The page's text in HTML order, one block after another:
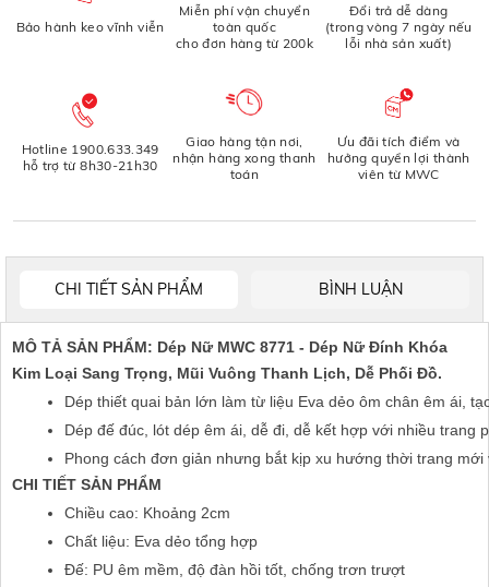
Bảo hành keo vĩnh viễn
Miễn phí vận chuyển
toàn quốc
cho đơn hàng từ 200k
Đổi trả dễ dàng
(trong vòng 7 ngày nếu
lỗi nhà sản xuất)
Hotline 1900.633.349
hỗ trợ từ 8h30-21h30
Giao hàng tận nơi,
nhận hàng xong thanh
toán
Ưu đãi tích điểm và
hưởng quyền lợi thành
viên từ MWC
CHI TIẾT SẢN PHẨM BÌNH LUẬN
MÔ TẢ SẢN PHẨM: Dép Nữ MWC 8771 - Dép Nữ Đính Khóa
Kim Loại Sang Trọng, Mũi Vuông Thanh Lịch, Dễ Phối Đồ.
Dép thiết quai bản lớn làm từ liệu Eva dẻo ôm chân êm ái,
Dép đế đúc, lót dép êm ái, dễ đi, dễ kết hợp với nhiều
Phong cách đơn giản nhưng bắt kịp xu hướng thời trang
CHI TIẾT SẢN PHẨM
Chiều cao: Khoảng 2cm
Chất liệu: Eva dẻo tổng hợp
Đế: PU êm mềm, độ đàn hồi tốt, chống trơn trượt